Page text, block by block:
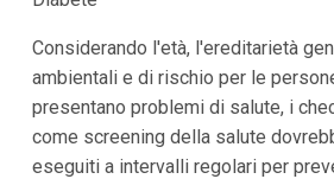
Considerando l'età, l'ereditarietà
ambientali e di rischio per le
presentano problemi di salute, i
come screening della salute
eseguiti a intervalli regolari per